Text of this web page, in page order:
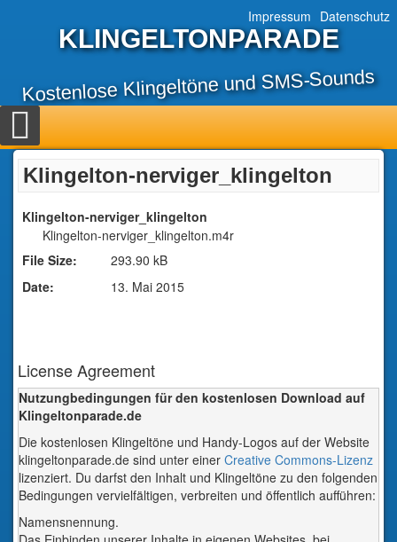
Impressum Datenschutz
KLINGELTONPARADE
Kostenlose Klingeltöne und SMS-Sounds
Klingelton-nerviger_klingelton
Klingelton-nerviger_klingelton
Klingelton-nerviger_klingelton.m4r
File Size:
293.90 kB
Date:
13. Mai 2015
License Agreement
Nutzungbedingungen für den kostenlosen Download auf
Klingeltonparade.de
Die kostenlosen Klingeltöne und Handy-Logos auf der Website
klingeltonparade.de sind unter einer Creative Commons-Lizenz
lizenziert. Du darfst den Inhalt und Klingeltöne zu den folgenden
Bedingungen vervielfältigen, verbreiten und öffentlich aufführen:
Namensnennung.